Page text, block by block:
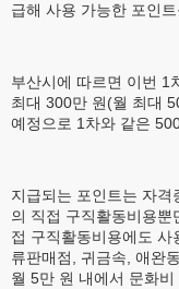
급해 사용 가능한 포인
부산시에 따르면 이번 1
최대 300만 원(월 최대
예정으로 1차와 같은
지급되는 포인트는 자격
의 직접 구직활동비용뿐
접 구직활동비용에도
류판매점, 귀금속, 애완
월 5만 원 내에서 문화